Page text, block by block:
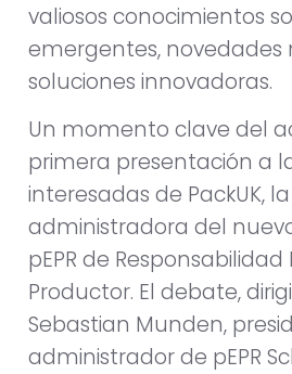
valiosos conocimientos
emergentes, novedades
soluciones innovadoras.
Un momento clave del
primera presentación a
interesadas de PackUK,
administradora del
pEPR de
Productor. El debate,
Sebastian Munden,
administrador de pEPR